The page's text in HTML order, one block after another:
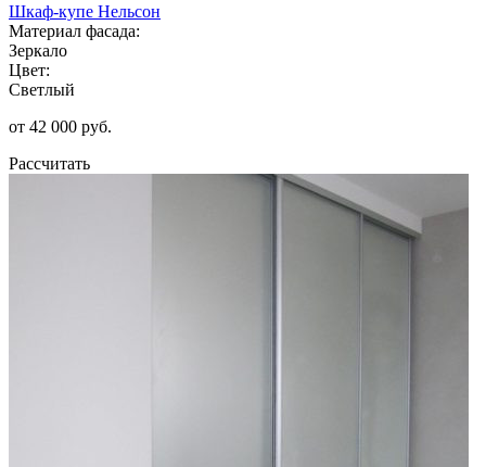
Шкаф-купе Нельсон
Материал фасада:
Зеркало
Цвет:
Светлый
от 42 000 руб.
Рассчитать